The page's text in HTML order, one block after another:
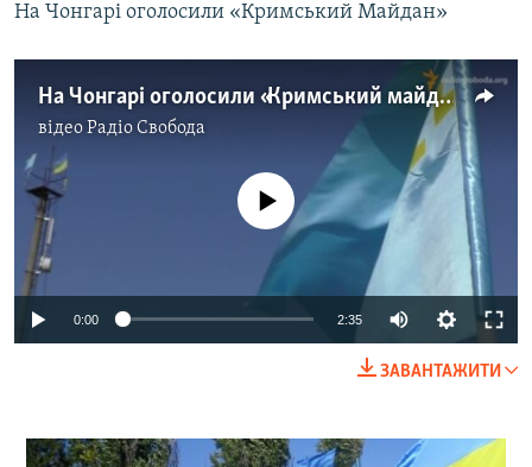
На Чонгарі оголосили «Кримський Майдан»
На Чонгарі оголосили «Кримський майдан»
відеоРадіо Свобода
No media source currently available
0:00 2:35
ЗАВАНТАЖИТИ